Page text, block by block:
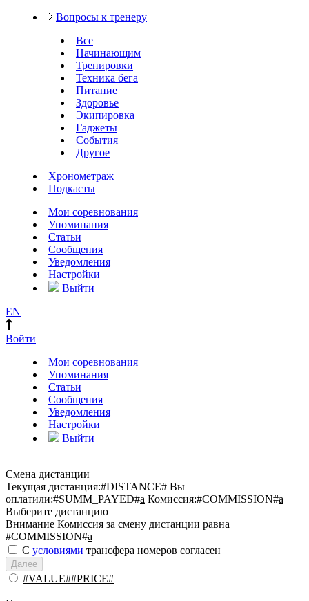
Вопросы к тренеру
Все
Начинающим
Тренировки
Техника бега
Питание
Здоровье
Экипировка
Гаджеты
События
Другое
Хронометраж
Подкасты
Мои соревнования
Упоминания
Статьи
Сообщения
Уведомления
Настройки
Выйти
EN
Войти
Мои соревнования
Упоминания
Статьи
Сообщения
Уведомления
Настройки
Выйти
Смена дистанции
Текущая дистанция:#DISTANCE# Вы
оплатили:#SUMM_PAYED#a Комиссия:#COMMISSION#a
Выберите дистанцию
Внимание Комиссия за смену дистанции равна
#COMMISSION#a
С условиями трансфера номеров согласен
Далее
#VALUE##PRICE#